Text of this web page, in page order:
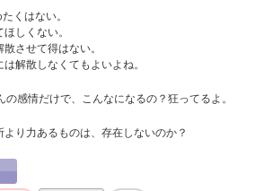
くはない。
しくない。
させて得はない。
解散しなくてもよいよね。
の感情だけで、こんなになるの？狂ってるよ。
より力あるものは、存在しないのか？